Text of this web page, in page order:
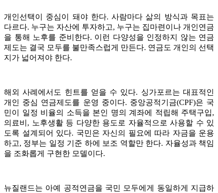
개인선택이 중심이 돼야 한다. 사람마다 삶의 방식과 목표는
다르다. 누구는 자산에 투자하고, 누구는 집마련이나 개인연금
을 통해 노후를 준비한다. 이런 다양성을 인정하지 않는 연금
제도는 결국 모두를 불만족스럽게 만든다. 연금도 개인의 선택
지가 넓어져야 한다.
해외 사례에서도 힌트를 얻을 수 있다. 싱가포르는 대표적인
개인 중심 연금제도를 운영 중이다. 중앙공적기금(CPF)은 국
민이 일정 비율의 소득을 본인 명의 계좌에 적립해 주택구입,
의료비, 노후생활 등 다양한 용도로 자율적으로 사용할 수 있
도록 설계되어 있다. 국민은 자신의 필요에 따라 자금을 운용
하고, 정부는 일정 기준 하에 보조 역할만 한다. 자율성과 책임
을 조화롭게 구현한 모델이다.
뉴질랜드는 아예 공적연금을 국민 모두에게 동일하게 지급하